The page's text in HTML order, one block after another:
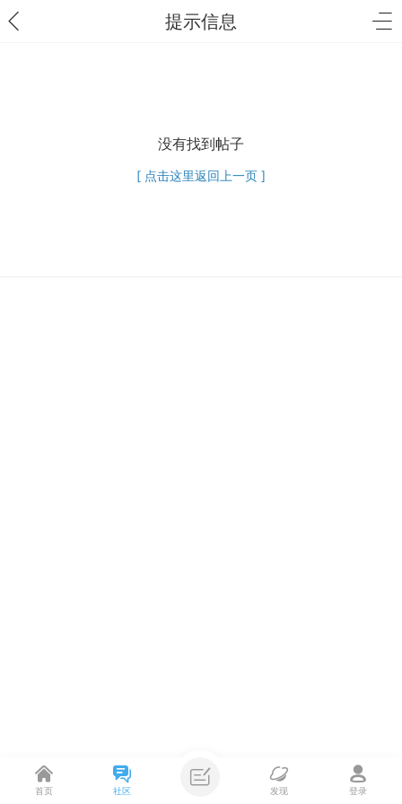
提示信息
没有找到帖子
[ 点击这里返回上一页 ]
首页 社区 发现 登录